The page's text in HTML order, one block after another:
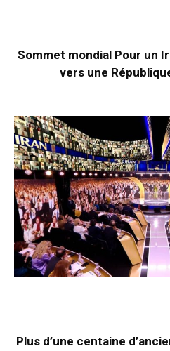
Sommet mondial Pour un
vers une
Plus d’une centaine